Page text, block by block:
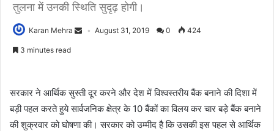
तुलना में उनकी स्थिति सुदृढ़ होगी।
Karan Mehra August 31, 2019 0 424
3 minutes read
सरकार ने आर्थिक सुस्ती दूर करने और देश में विश्वस्तरीय बैंक बनाने की दिशा में
बड़ी पहल करते हुये सार्वजनिक क्षेत्र के 10 बैंकों का विलय कर चार बड़े बैंक बनाने
की शुक्रवार को घोषणा की। सरकार को उम्मीद है कि उसकी इस पहल से आर्थिक